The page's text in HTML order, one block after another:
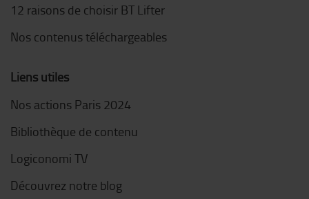
12 raisons de choisir BT Lifter
Nos contenus téléchargeables
Liens utiles
Nos actions Paris 2024
Bibliothèque de contenu
Logiconomi TV
Découvrez notre blog